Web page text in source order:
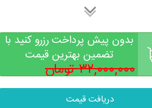
بدون پیش پرداخت رزرو کنید با
تضمین بهترین قیمت
۳۲,۰۰۰,۰۰۰ تومان
۲۸,۰۰۰,۰۰۰تومان
دریافت قیمت